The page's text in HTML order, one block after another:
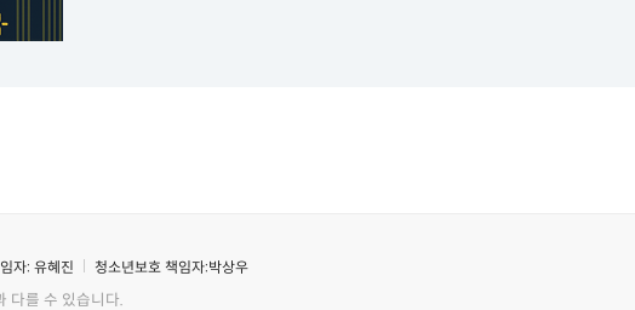
자: 유혜진 청소년보호 책임자:박상우
다를 수 있습니다.